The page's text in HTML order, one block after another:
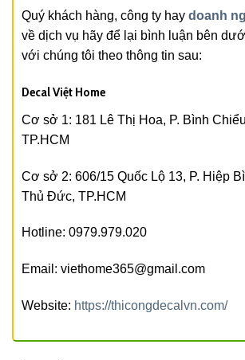
Quý khách hàng, công ty hay doanh
về dịch vụ hãy để lại bình luận bên
với chúng tôi theo thông tin sau:
Decal Việt Home
Cơ sở 1: 181 Lê Thị Hoa, P. Bình
TP.HCM
Cơ sở 2: 606/15 Quốc Lộ 13, P. Hiệp
Thủ Đức, TP.HCM
Hotline: 0979.979.020
Email: viethome365@gmail.com
Website: https://thicongdecalvn.com/